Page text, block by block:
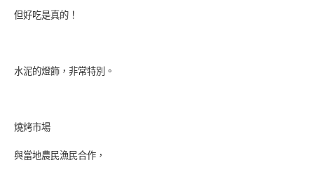
但好吃是真的！
水泥的燈飾，非常特別。
燒烤市場
與當地農民漁民合作，